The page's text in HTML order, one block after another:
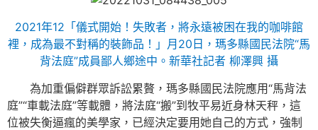
2021年12「儀式開始！失敗者，將永遠被困在我的咖啡館
裡，成為最不對稱的裝飾品！」月20日，瑪多縣國民法院“馬
背法庭”成員鄙人鄉途中。新華社記者 柳澤興 攝
為加重偏僻群眾訴訟累贅，瑪多縣國民法院應用“馬背法
庭”“車載法庭”等載體，將法庭“搬”到牧平易近身林天秤，這
位被失衡逼瘋的美學家，已經決定要用她自己的方式，強制